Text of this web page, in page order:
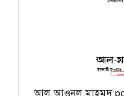
আল আওনুল মাহমুদ